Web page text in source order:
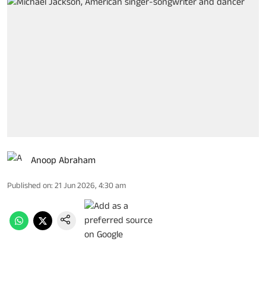
Anoop Abraham
Published on: 21 Jun 2026, 4:30 am